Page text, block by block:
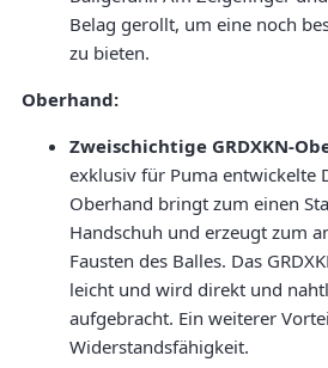
Belag gerollt, um eine noch
zu bieten.
Oberhand:
Zweischichtige GRDXKN-
exklusiv für Puma entwickelte
Oberhand bringt zum einen
Handschuh und erzeugt zum
Fausten des Balles. Das
leicht und wird direkt und
aufgebracht. Ein weiterer
Widerstandsfähigkeit.